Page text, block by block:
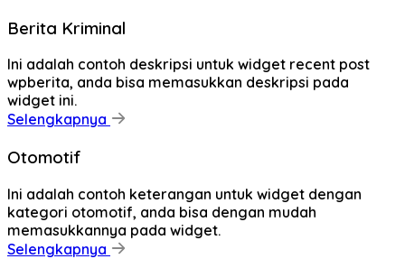
Berita Kriminal
Ini adalah contoh deskripsi untuk widget recent post
wpberita, anda bisa memasukkan deskripsi pada
widget ini.
Selengkapnya
Otomotif
Ini adalah contoh keterangan untuk widget dengan
kategori otomotif, anda bisa dengan mudah
memasukkannya pada widget.
Selengkapnya